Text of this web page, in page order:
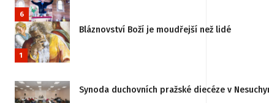
6
1
Bláznovství Boží je moudřejší než lidé
Synoda duchovních pražské diecéze v